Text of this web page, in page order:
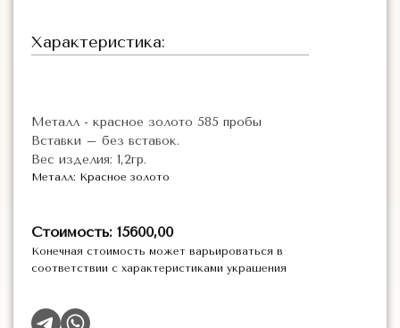
Характеристика:
Металл - красное золото 585 пробы
Вставки – без вставок.
Вес изделия: 1,2гр.
Металл: Красное золото
Стоимость: 15600,00
Конечная стоимость может варьироваться в
соответствии с характеристиками украшения